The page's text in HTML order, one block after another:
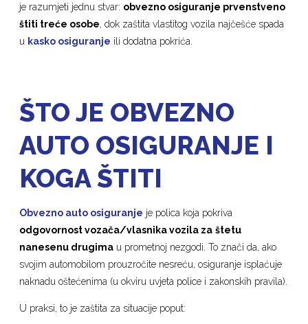
je razumjeti jednu stvar: obvezno osiguranje prvenstveno
štiti treće osobe, dok zaštita vlastitog vozila najčešće spada
u kasko osiguranje ili dodatna pokrića.
ŠTO JE OBVEZNO
AUTO OSIGURANJE I
KOGA ŠTITI
Obvezno auto osiguranje je polica koja pokriva
odgovornost vozača/vlasnika vozila za štetu
nanesenu drugima u prometnoj nezgodi. To znači da, ako
svojim automobilom prouzročite nesreću, osiguranje isplaćuje
naknadu oštećenima (u okviru uvjeta police i zakonskih pravila).
U praksi, to je zaštita za situacije poput: